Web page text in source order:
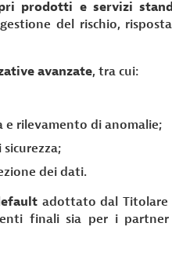
prodotti e servizi
del rischio,
avanzate, tra cui:
rilevamento di anomalie;
dei dati.
adottato dal Titolare
finali sia per i partner